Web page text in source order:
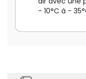
- 10°C à -